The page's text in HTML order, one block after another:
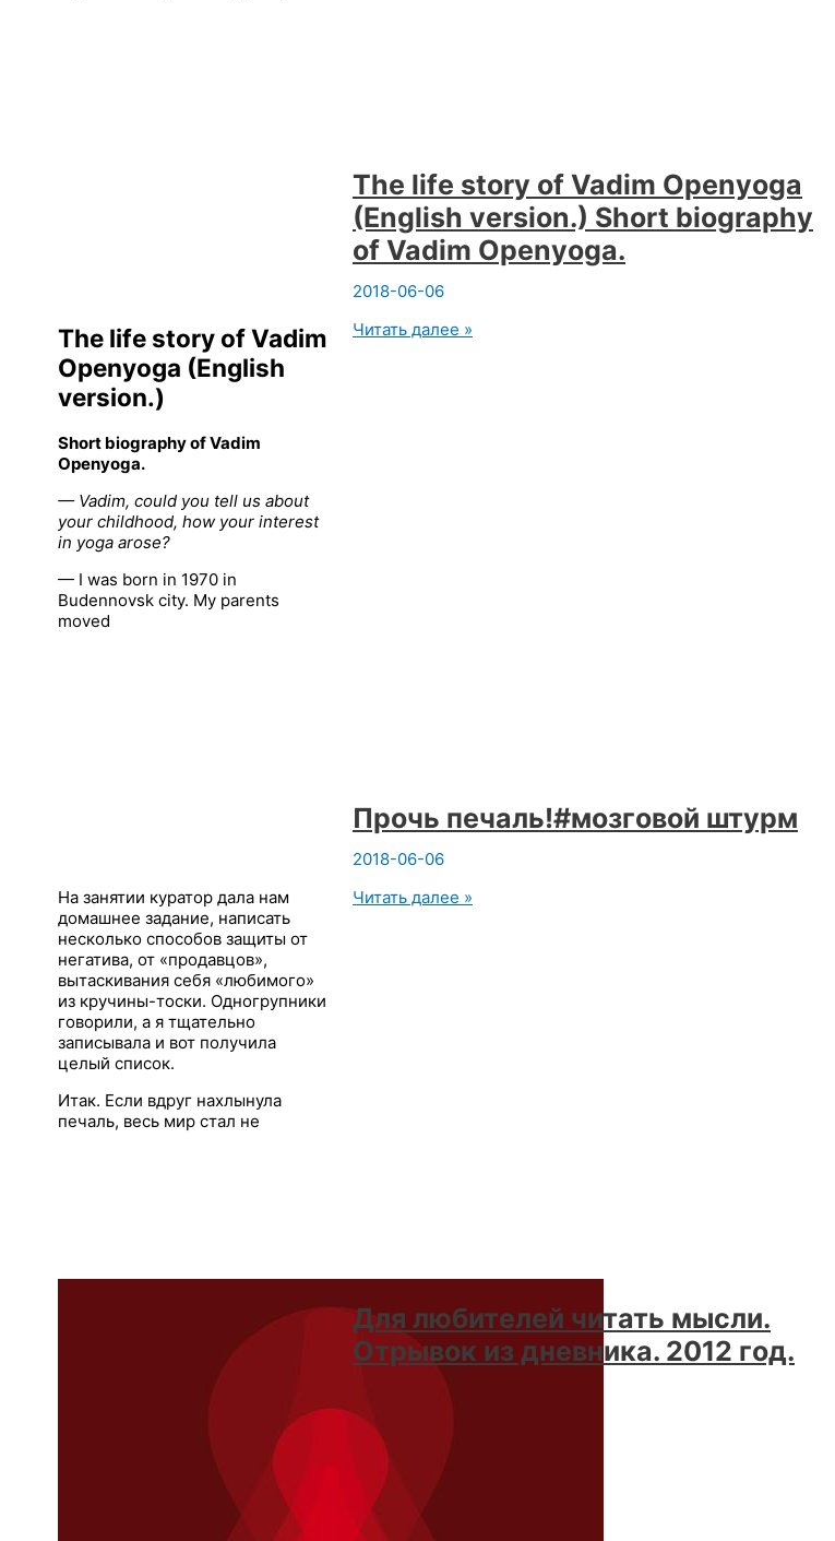
The life story of Vadim Openyoga
(English version.) Short biography
of Vadim Openyoga.
2018-06-06
The life story of Vadim
Openyoga (English
version.)
Short biography of Vadim
Openyoga.
— Vadim, could you tell us about
your childhood, how your interest
in yoga arose?
— I was born in 1970 in
Budennovsk city. My parents
moved
The
Читать далее »
Прочь печаль!#мозговой штурм
2018-06-06
На занятии куратор дала нам
домашнее задание, написать
несколько способов защиты от
негатива, от «продавцов»,
вытаскивания себя «любимого»
из кручины-тоски. Одногрупники
говорили, а я тщательно
записывала и вот получила
целый список.
Итак. Если вдруг нахлынула
печаль, весь мир стал не
Прочь
Читать далее »
Для любителей читать мысли.
Отрывок из дневника. 2012 год.